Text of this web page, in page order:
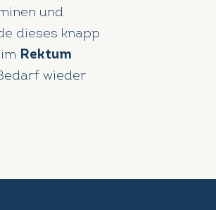
und
dieses knapp
Rektum
wieder